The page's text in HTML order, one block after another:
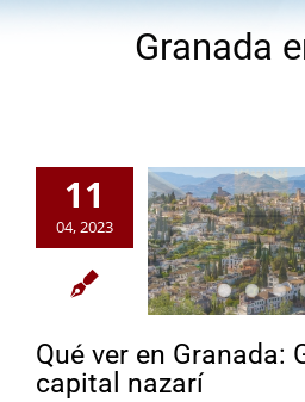
Granada
11
04, 2023
Qué ver en Granada:
capital nazarí